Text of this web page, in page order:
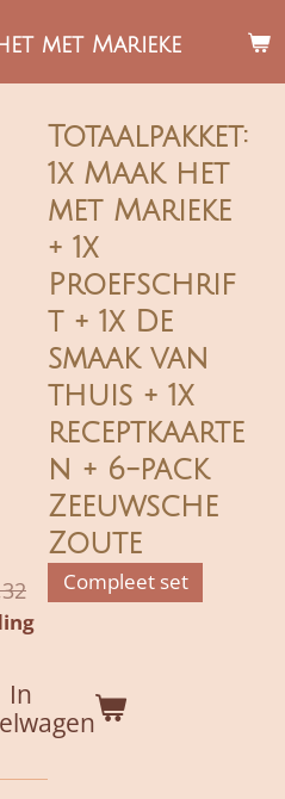
met Marieke
Totaalpakket:
1x Maak het
met Marieke
+ 1x
Proefschrif
t + 1x De
smaak van
thuis + 1x
receptkaarte
n + 6-pack
Zeeuwsche
Zoute
Compleet set
In